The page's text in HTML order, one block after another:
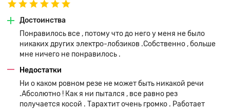
Достоинства
Понравилось все , потому что до него у меня не было
никаких других электро-лобзиков .Собственно , больше
мне ничего не понравилось .
Недостатки
Ни о каком ровном резе не может быть никакой речи
.Абсолютно ! Как я ни пытался , все равно рез
получается косой . Тарахтит очень громко . Работает